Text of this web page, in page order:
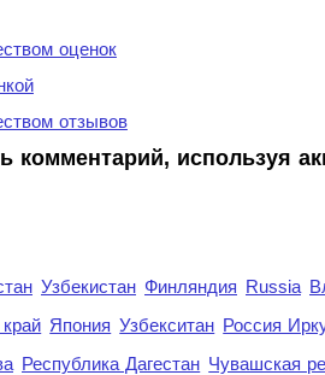
оценок
отзывов
используя
Узбекистан Финляндия Russia
Япония Узбекситан Россия
Республика Дагестан Чувашская